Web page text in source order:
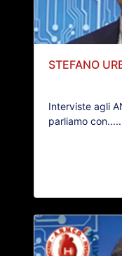
STEFANO
Interviste agli
parliamo